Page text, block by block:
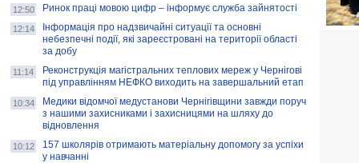
12:50 Ринок праці мовою цифр – інформує служба зайнятості
12:14
Інформація про надзвичайні ситуації та основні
небезпечні події, які зареєстровані на території області
за добу
11:14
Реконструкція магістральних теплових мереж у Чернігові
під управлінням НЕФКО виходить на завершальний етап
10:34
Медики відомчої медустанови Чернігівщини завжди поруч
з нашими захисниками і захисницями на шляху до
відновлення
10:12
157 школярів отримають матеріальну допомогу за успіхи
у навчанні